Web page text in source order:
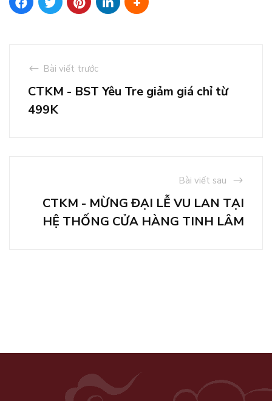
Bài viết trước
CTKM - BST Yêu Tre giảm giá chỉ từ
499K
Bài viết sau
CTKM - MỪNG ĐẠI LỄ VU LAN TẠI
HỆ THỐNG CỬA HÀNG TINH LÂM